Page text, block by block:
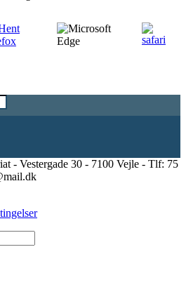
- Vestergade 30 - 7100 Vejle - Tlf: 75